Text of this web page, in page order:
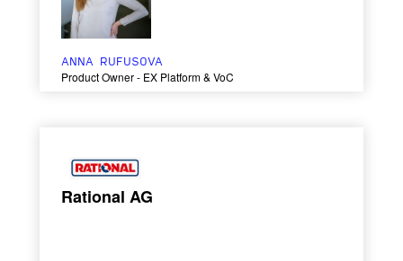
ANNA RUFUSOVA
Product Owner - EX Platform & VoC
Rational AG